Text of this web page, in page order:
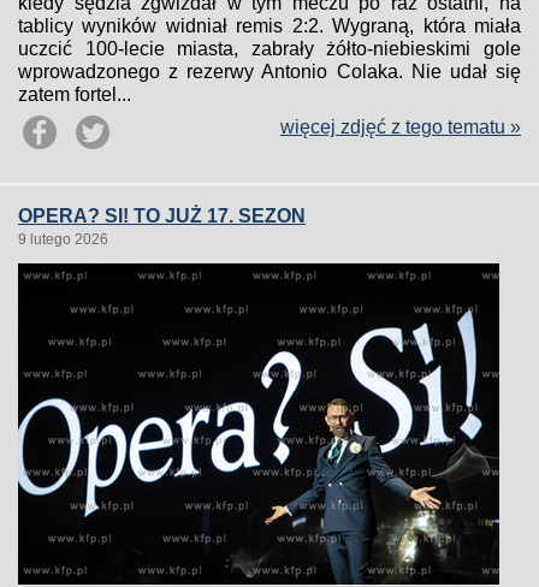
tablicy wyników widniał remis 2:2. Wygraną, która miała
uczcić 100-lecie miasta, zabrały żółto-niebieskimi gole
wprowadzonego z rezerwy Antonio Colaka. Nie udał się
zatem fortel...
więcej zdjęć z tego tematu »
OPERA? SI! TO JUŻ 17. SEZON
9 lutego 2026